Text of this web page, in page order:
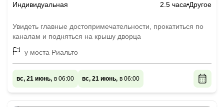
Индивидуальная 2.5 часа Другое
Увидеть главные достопримечательности, прокатиться по
каналам и подняться на крышу дворца
у моста Риальто
вс, 21 июнь, в 06:00 вс, 21 июнь, в 06:00